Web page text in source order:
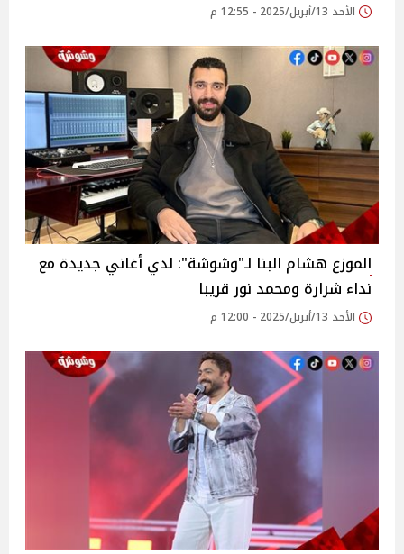
الأحد 13/أبريل/2025 - 12:55 م
الموزع هشام البنا لـ"وشوشة": لدي أغاني جديدة مع
نداء شرارة ومحمد نور قريبا
الأحد 13/أبريل/2025 - 12:00 م